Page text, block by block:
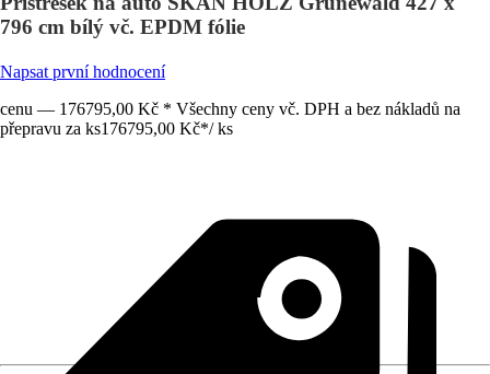
796 cm bílý vč. EPDM fólie
Napsat první hodnocení
cenu — 176795,00 Kč * Všechny ceny vč. DPH a bez nákladů na
přepravu za ks176795,00 Kč*/ ks